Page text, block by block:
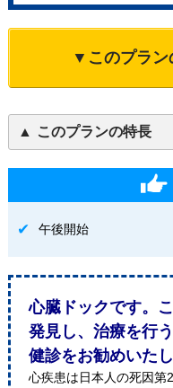
▼このプラン
このプランの特長
午後開始
心臓ドックです。
発見し、治療を行
健診をお勧めいたし
心疾患は日本人の死因第